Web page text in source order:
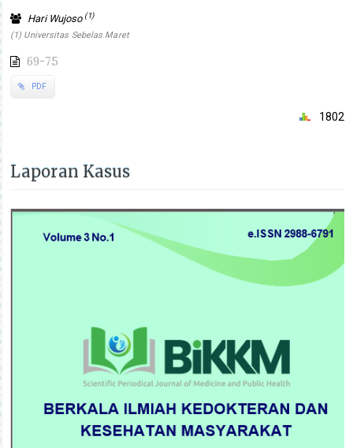
Hari Wujoso (1)
(1) Universitas Sebelas Maret
69-75
PDF
1802
Laporan Kasus